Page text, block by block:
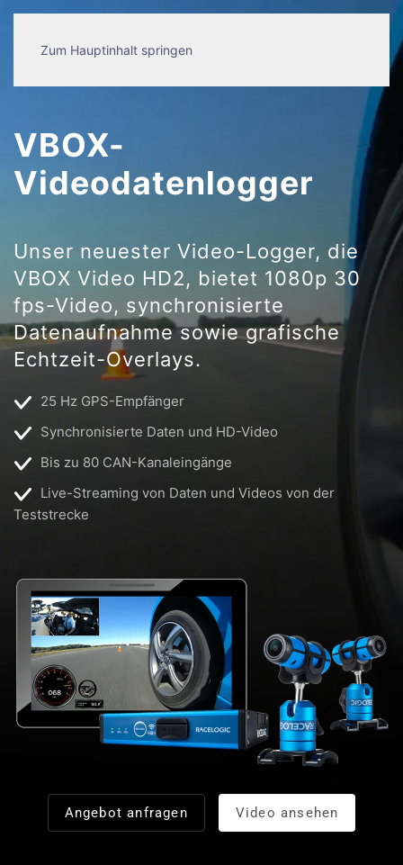
Zum Hauptinhalt springen
VBOX-
Videodatenlogger
Unser neuester Video-Logger, die
VBOX Video HD2, bietet 1080p 30
fps-Video, synchronisierte
Datenaufnahme sowie grafische
Echtzeit-Overlays.
25 Hz GPS-Empfänger
Synchronisierte Daten und HD-Video
Bis zu 80 CAN-Kanaleingänge
Live-Streaming von Daten und Videos von der
Teststrecke
Angebot anfragen Video ansehen